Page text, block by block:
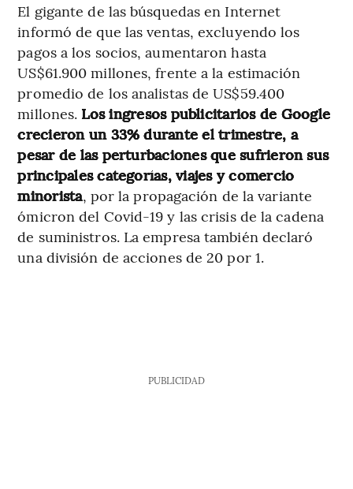
El gigante de las búsquedas en Internet
informó de que las ventas, excluyendo los
pagos a los socios, aumentaron hasta
US$61.900 millones, frente a la estimación
promedio de los analistas de US$59.400
millones. Los ingresos publicitarios de Google
crecieron un 33% durante el trimestre, a
pesar de las perturbaciones que sufrieron sus
principales categorías, viajes y comercio
minorista, por la propagación de la variante
ómicron del Covid-19 y las crisis de la cadena
de suministros. La empresa también declaró
una división de acciones de 20 por 1.
PUBLICIDAD